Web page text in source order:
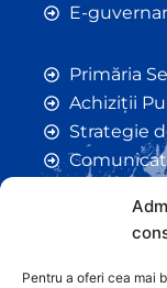
Pentru a oferi cea mai
E-
Primăria
Achiziții
Strategie
Anunțuri
Hotarâri
Certificate